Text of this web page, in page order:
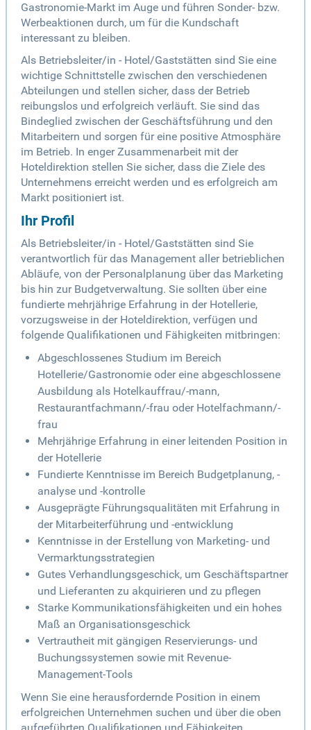
Gastronomie-Markt im Auge und führen Sonder- bzw.
Werbeaktionen durch, um für die Kundschaft
interessant zu bleiben.
Als Betriebsleiter/in - Hotel/Gaststätten sind Sie eine
wichtige Schnittstelle zwischen den verschiedenen
Abteilungen und stellen sicher, dass der Betrieb
reibungslos und erfolgreich verläuft. Sie sind das
Bindeglied zwischen der Geschäftsführung und den
Mitarbeitern und sorgen für eine positive Atmosphäre
im Betrieb. In enger Zusammenarbeit mit der
Hoteldirektion stellen Sie sicher, dass die Ziele des
Unternehmens erreicht werden und es erfolgreich am
Markt positioniert ist.
Ihr Profil
Als Betriebsleiter/in - Hotel/Gaststätten sind Sie
verantwortlich für das Management aller betrieblichen
Abläufe, von der Personalplanung über das Marketing
bis hin zur Budgetverwaltung. Sie sollten über eine
fundierte mehrjährige Erfahrung in der Hotellerie,
vorzugsweise in der Hoteldirektion, verfügen und
folgende Qualifikationen und Fähigkeiten mitbringen:
Abgeschlossenes Studium im Bereich
Hotellerie/Gastronomie oder eine abgeschlossene
Ausbildung als Hotelkauffrau/-mann,
Restaurantfachmann/-frau oder Hotelfachmann/-
frau
Mehrjährige Erfahrung in einer leitenden Position in
der Hotellerie
Fundierte Kenntnisse im Bereich Budgetplanung, -
analyse und -kontrolle
Ausgeprägte Führungsqualitäten mit Erfahrung in
der Mitarbeiterführung und -entwicklung
Kenntnisse in der Erstellung von Marketing- und
Vermarktungsstrategien
Gutes Verhandlungsgeschick, um Geschäftspartner
und Lieferanten zu akquirieren und zu pflegen
Starke Kommunikationsfähigkeiten und ein hohes
Maß an Organisationsgeschick
Vertrautheit mit gängigen Reservierungs- und
Buchungssystemen sowie mit Revenue-
Management-Tools
Wenn Sie eine herausfordernde Position in einem
erfolgreichen Unternehmen suchen und über die oben